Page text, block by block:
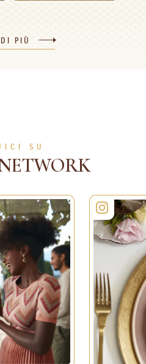
PIÙ
SU